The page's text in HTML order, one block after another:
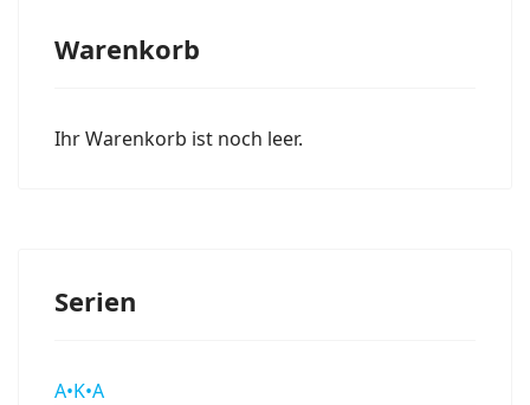
Warenkorb
Ihr Warenkorb ist noch leer.
Serien
A•K•A